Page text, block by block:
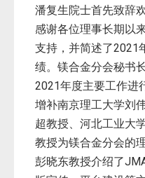
潘复生院士首先致辞
感谢各位理事长期以
支持，并简述了2021
绩。镁合金分会秘书
2021年度主要工作进
增补南京理工大学刘
超教授、河北工业大
教授为镁合金分会的
彭晓东教授介绍了